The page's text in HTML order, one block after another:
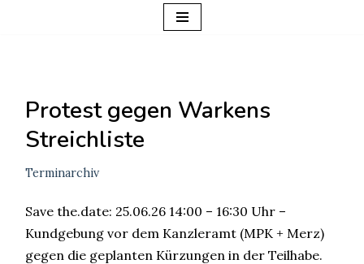
Protest gegen Warkens
Streichliste
Terminarchiv
Save the.date: 25.06.26 14:00 – 16:30 Uhr –
Kundgebung vor dem Kanzleramt (MPK + Merz)
gegen die geplanten Kürzungen in der Teilhabe.